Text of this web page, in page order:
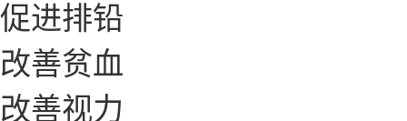
促进排铅
改善贫血
改善视力